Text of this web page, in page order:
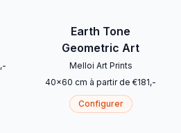
,-
Earth Tone
Geometric Art
Melloi Art Prints
40x60 cm à partir de €181,-
Configurer